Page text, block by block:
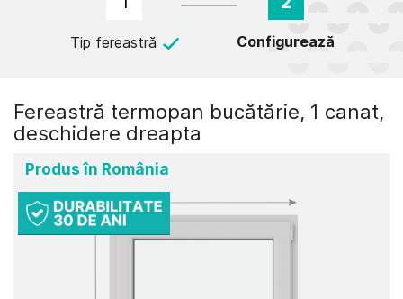
Tip fereastră Configurează
Fereastră termopan bucătărie, 1 canat,
deschidere dreapta
Skip
to
the
end
Skip
to
the
beginning
Produs în România